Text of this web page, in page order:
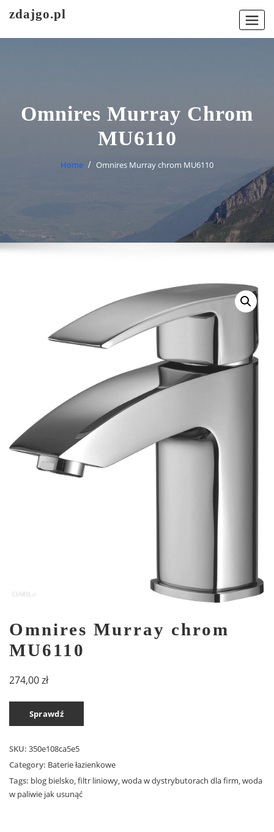
zdajgo.pl
Omnires Murray Chrom
MU6110
Home Omnires Murray chrom MU6110
Omnires Murray chrom
MU6110
274,00zł
Sprawdź
SKU: 350e108ca5e5
Category: Baterie łazienkowe
Tags: blog bielsko,filtr liniowy,woda w dystrybutorach dla firm,woda
w paliwie jak usunąć